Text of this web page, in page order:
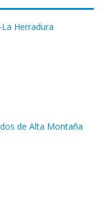
Herradura
de Alta Montaña